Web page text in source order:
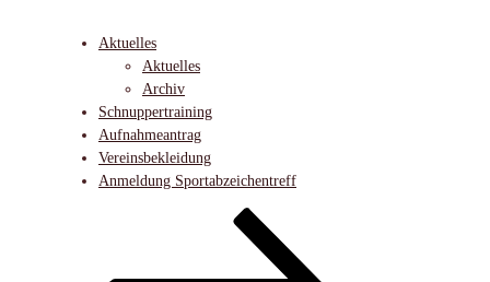
Aktuelles
Aktuelles
Archiv
Schnuppertraining
Aufnahmeantrag
Vereinsbekleidung
Anmeldung Sportabzeichentreff